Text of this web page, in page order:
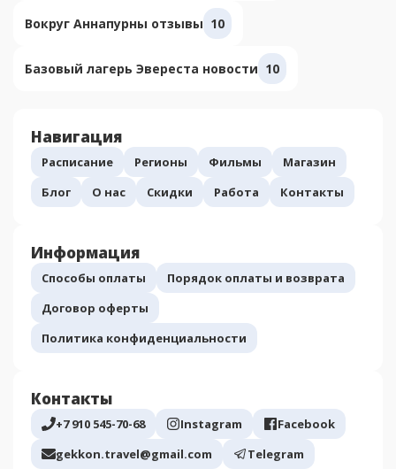
Вокруг Аннапурны отзывы 10
Базовый лагерь Эвереста новости 10
Навигация
Расписание Регионы Фильмы
Магазин
Блог
О нас Скидки Работа Контакты
Информация
Способы оплаты
Порядок оплаты и возврата
Договор оферты
Политика конфиденциальности
Контакты
+7 910 545-70-68 Instagram
Facebook
gekkon.travel@gmail.com
Telegram